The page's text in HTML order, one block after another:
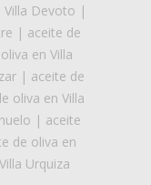
Villa Devoto |
| aceite de
en Villa
| aceite de
oliva en Villa
| aceite
de oliva en
Urquiza